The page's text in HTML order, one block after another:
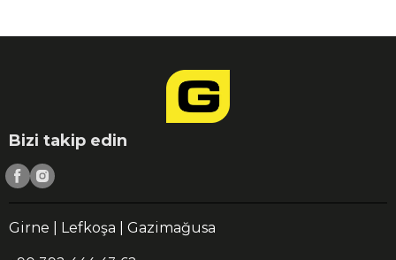
Bizi takip edin
Girne | Lefkoşa | Gazimağusa